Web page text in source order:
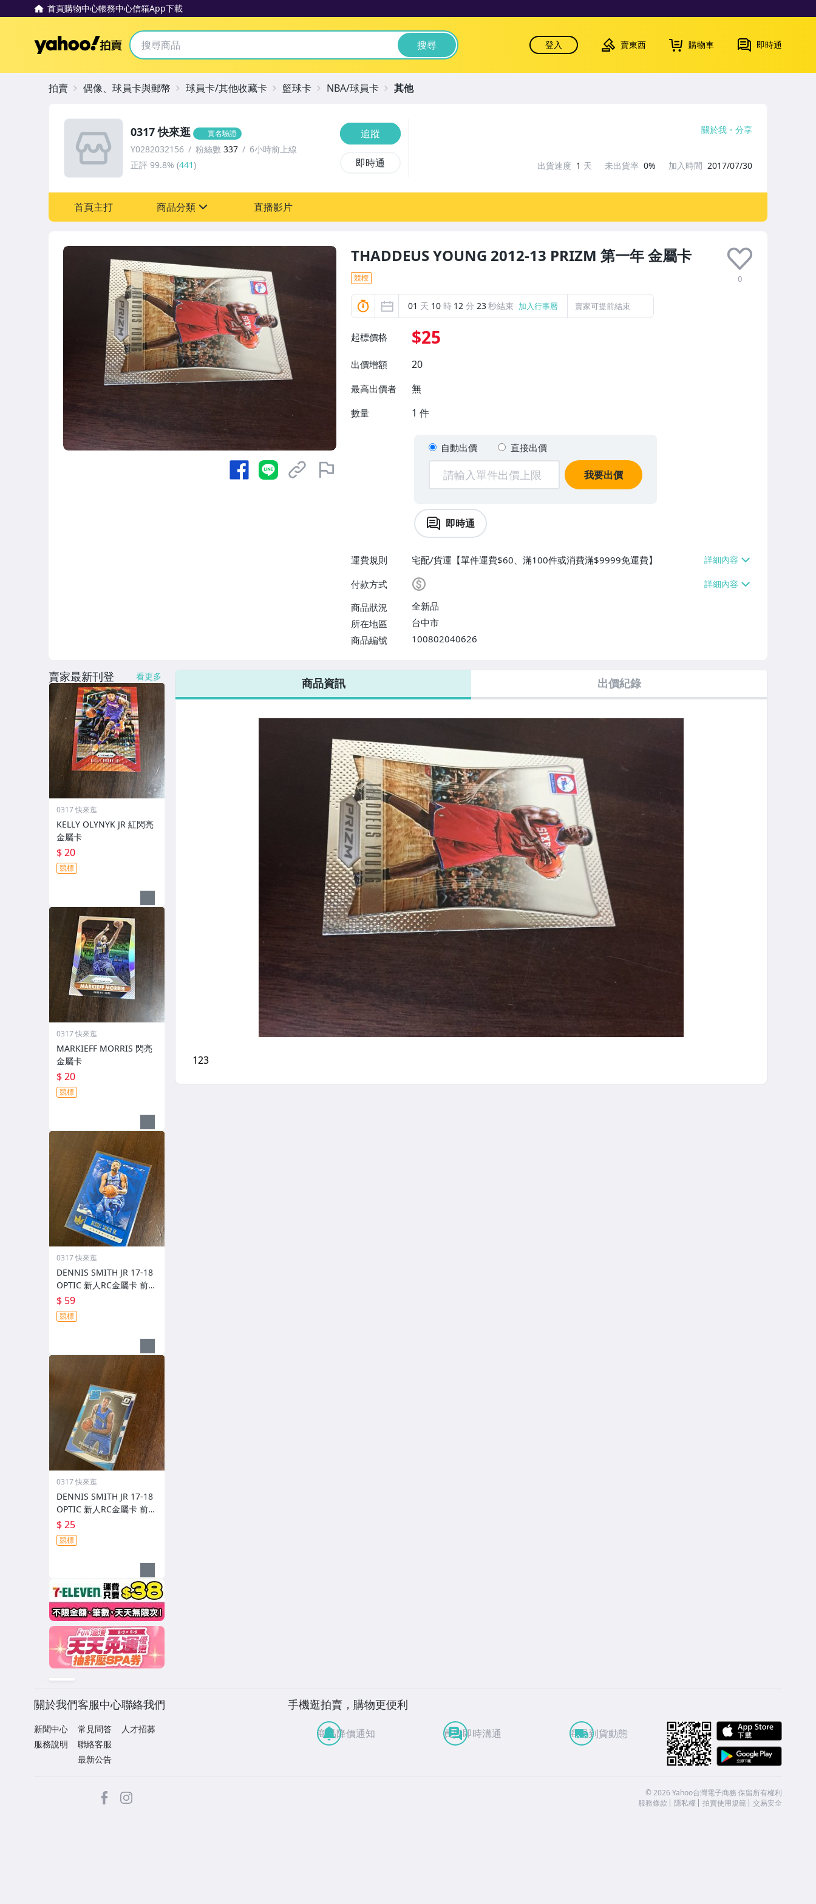
首頁購物中心帳務中心信箱App下載
Yahoo拍賣 搜尋 登入 賣東西 購物車 即時通
THADDEUS YOUNG 2012-13 PRIZM 第一年 金屬卡
0
競標
01 天 10 時 12 分 22秒結束 加入行事曆 賣家可提前結束
起標價格 $25
出價增額 20
最高出價者 無
數量 1 件
自動出價 直接出價
我要出價
即時通
運費規則
宅配/貨運【單件運費$60、滿100件或消費滿$9999免運費】
付款方式
商品狀況
全新品
所在地區
台中市
商品編號
100802040626
0317 快來逛 實名驗證
Y0282032156 粉絲數 337
6小時前上線
正評 99.8% (441)
追蹤
即時通
關於我 分享
出貨速度 1 天 未出貨率 0% 加入時間 2017/07/30
首頁主打 商品分類 直播影片
拍賣 偶像、球員卡與郵幣 球員卡/其他收藏卡 籃球卡 NBA/球員卡 其他
商品資訊 出價紀錄
賣家最新刊登 看更多
0317 快來逛
KELLY OLYNYK JR 紅閃亮
金屬卡
$ 20
競標
0317 快來逛
MARKIEFF MORRIS 閃亮
金屬卡
$ 20
競標
0317 快來逛
DENNIS SMITH JR 17-18
OPTIC 新人RC金屬卡 前後
圖
$ 59
競標
0317 快來逛
DENNIS SMITH JR 17-18
OPTIC 新人RC金屬卡 前後
圖
$ 25
競標
關於我們
新聞中心
服務說明
客服中心
常見問答
聯絡客服
最新公告
聯絡我們
人才招募
手機逛拍賣，購物更便利
商品降價通知 買賣即時溝通 商品到貨動態
facebook ©2026 Yahoo台灣電子商務 保留所有權利
服務條款
隱私權 拍賣使用規範 交易安全